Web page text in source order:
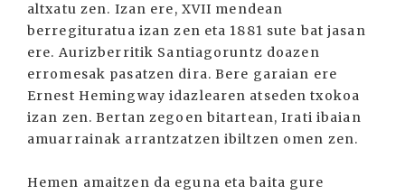
altxatu zen. Izan ere, XVII mendean
berregituratua izan zen eta 1881 sute bat jasan
ere. Aurizberritik Santiagoruntz doazen
erromesak pasatzen dira. Bere garaian ere
Ernest Hemingway idazlearen atseden txokoa
izan zen. Bertan zegoen bitartean, Irati ibaian
amuarrainak arrantzatzen ibiltzen omen zen.
Hemen amaitzen da eguna eta baita gure